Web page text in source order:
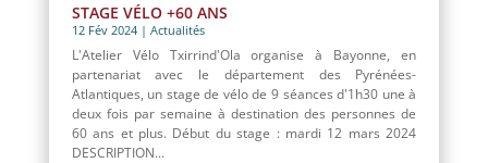
STAGE VÉLO +60 ANS
12 Fév 2024| Actualités
L'Atelier Vélo Txirrind'Ola organise à Bayonne, en
partenariat avec le département des Pyrénées-
Atlantiques, un stage de vélo de 9 séances d'1h30 une à
deux fois par semaine à destination des personnes de
60 ans et plus. Début du stage : mardi 12 mars 2024
DESCRIPTION...